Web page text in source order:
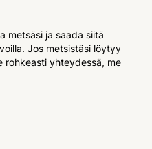
metsäsi ja saada siitä
Jos metsistäsi löytyy
rohkeasti yhteydessä, me